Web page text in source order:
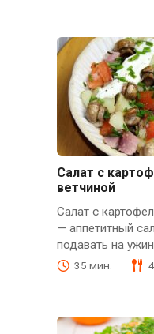
Салат с
ветчиной
Салат с
— аппетитный
подавать на
35 мин. 4